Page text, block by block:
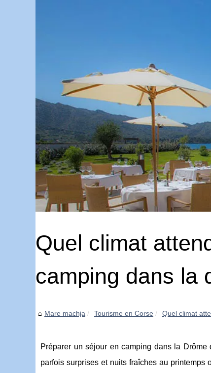
Quel climat
camping dans la
Mare machja Tourisme en Corse Quel climat
Préparer un séjour en camping dans la
parfois surprises et nuits fraîches au printemps